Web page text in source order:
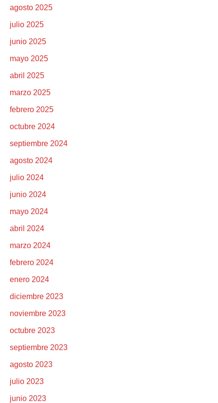
agosto 2025
julio 2025
junio 2025
mayo 2025
abril 2025
marzo 2025
febrero 2025
octubre 2024
septiembre 2024
agosto 2024
julio 2024
junio 2024
mayo 2024
abril 2024
marzo 2024
febrero 2024
enero 2024
diciembre 2023
noviembre 2023
octubre 2023
septiembre 2023
agosto 2023
julio 2023
junio 2023